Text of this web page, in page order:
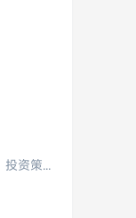
股市行情、投资策略的交流分析‌